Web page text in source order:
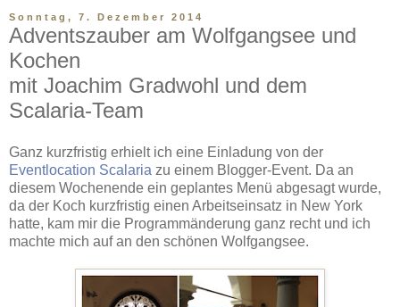
Sonntag, 7. Dezember 2014
Adventszauber am Wolfgangsee und
Kochen
mit Joachim Gradwohl und dem
Scalaria-Team
Ganz kurzfristig erhielt ich eine Einladung von der
Eventlocation Scalaria zu einem Blogger-Event. Da an
diesem Wochenende ein geplantes Menü abgesagt wurde,
da der Koch kurzfristig einen Arbeitseinsatz in New York
hatte, kam mir die Programmänderung ganz recht und ich
machte mich auf an den schönen Wolfgangsee.